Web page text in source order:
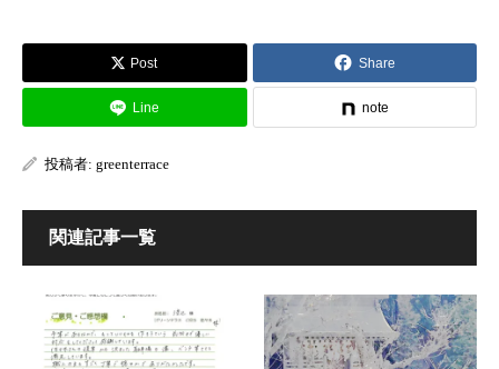
Post Share
Line note
投稿者: greenterrace
関連記事一覧